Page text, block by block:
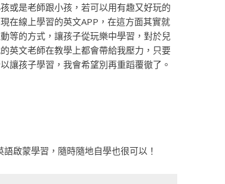
或是老師跟小孩，若可以用有趣又好玩的
在線上學習的英文APP，在這方面其實就
等的方式，讓孩子從玩樂中學習，對於兒
英文老師在教學上都會帶給我壓力，只要
讓孩子學習，我會希望別再重蹈覆徹了。